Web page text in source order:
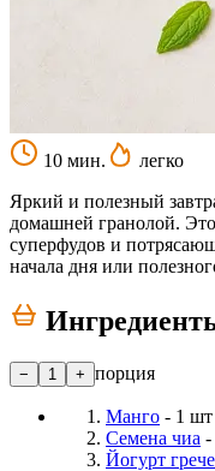
10 мин.
легко
Яркий и полезный
домашней гранолой.
суперфудов и
начала дня или
− 1 + порция
Манго - 1 шт
Семена чиа -
Йогурт